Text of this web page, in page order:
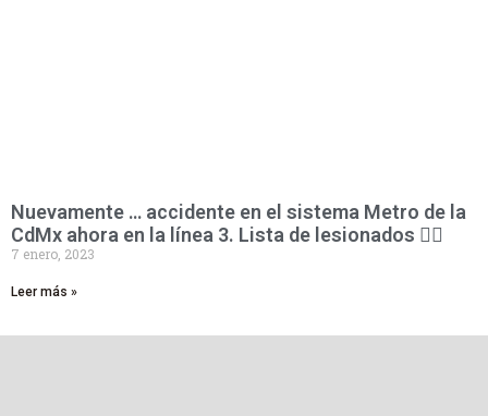
Nuevamente … accidente en el sistema Metro de la
CdMx ahora en la línea 3. Lista de lesionados 👇🏻
7 enero, 2023
Leer más »